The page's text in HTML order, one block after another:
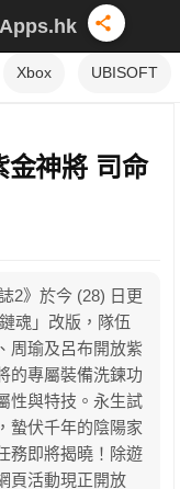
Xbox UBISOFT
金神將 司命
2》於今 (28) 日更
魂」改版，隊伍
周瑜及呂布開放紫
的專屬裝備洗鍊功
性與特技。永生試
蟄伏千年的陰陽家
務即將揭曉！除遊
頁活動現正開放